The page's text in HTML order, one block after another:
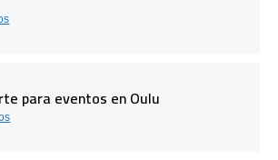
para eventos en Oulu